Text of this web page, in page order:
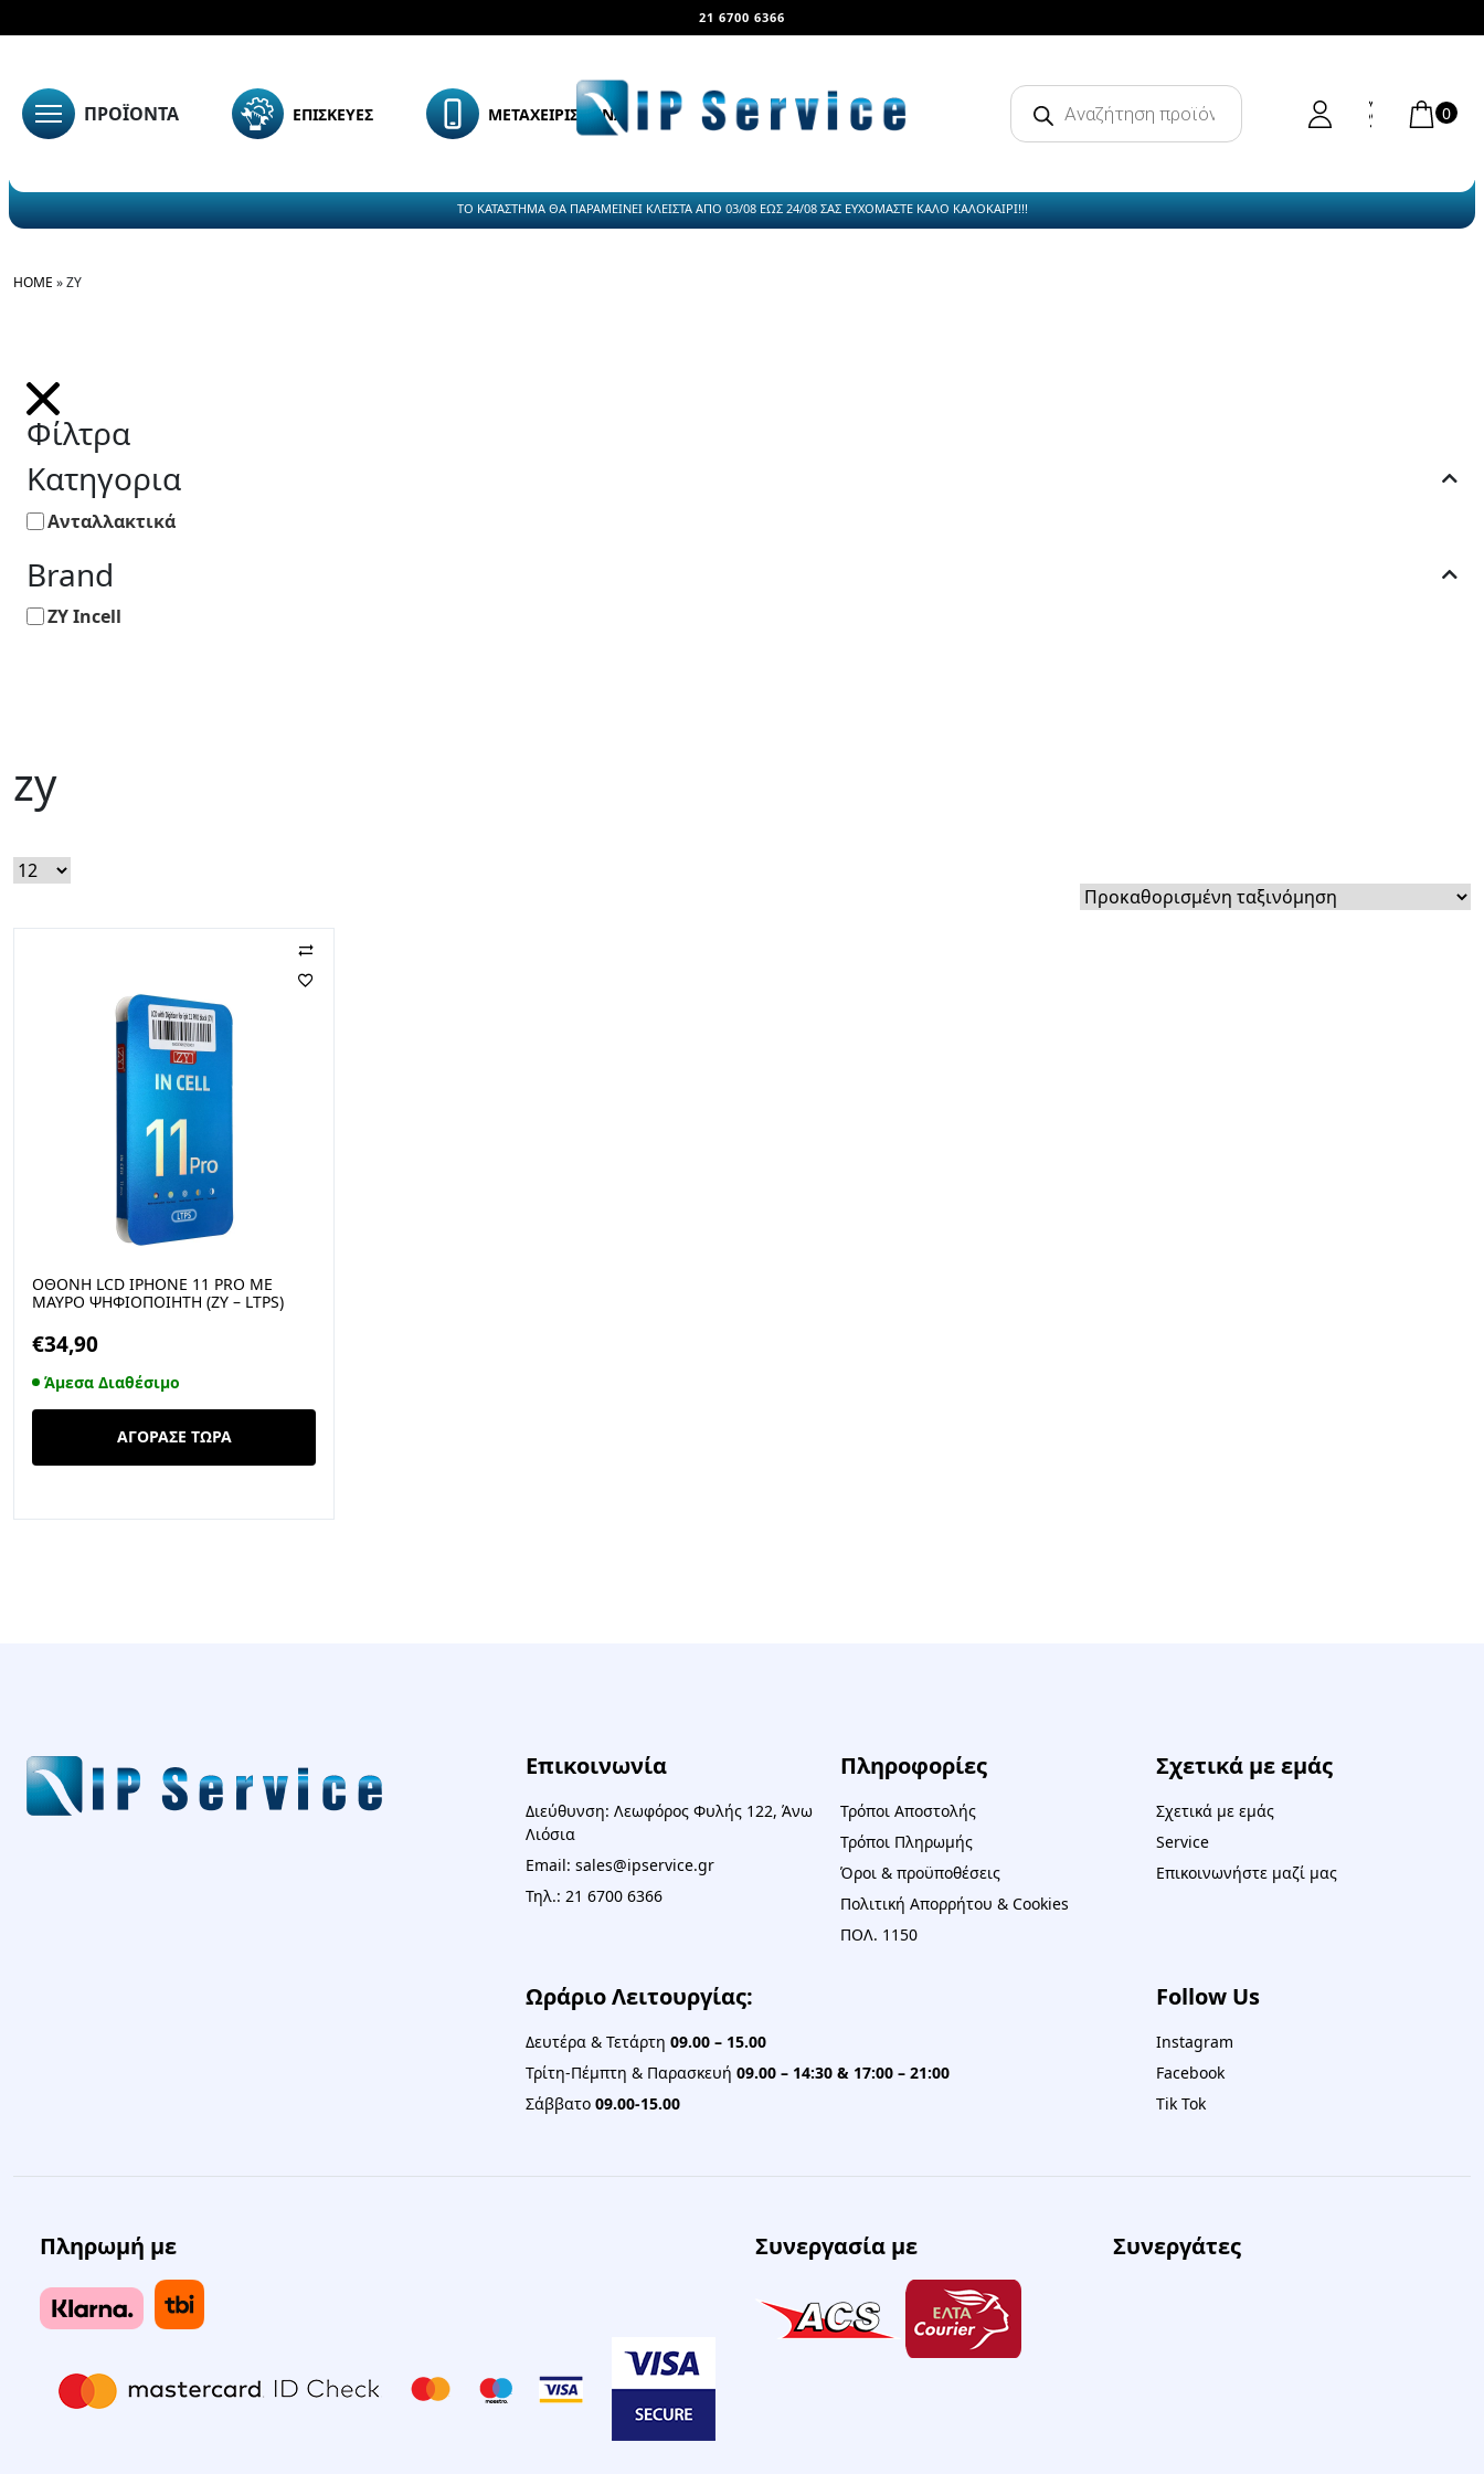
21 6700 6366
ΠΡΟΪΟΝΤΑ ΕΠΙΣΚΕΥΕΣ ΜΕΤΑΧΕΙΡΙΣΜΕΝΑ
Products
search 0
ΤΟ ΚΑΤΑΣΤΗΜΑ ΘΑ ΠΑΡΑΜΕΙΝΕΙ ΚΛΕΙΣΤΑ ΑΠΟ 03/08 ΕΩΣ 24/08 ΣΑΣ ΕΥΧΟΜΑΣΤΕ ΚΑΛΟ ΚΑΛΟΚΑΙΡΙ!!!
HOME »ZY
Φίλτρα
Κατηγορια
Ανταλλακτικά
Brand
ZY Incell
zy
ΟΘΌΝΗ LCD IPHONE 11 PRO ΜΕ
ΜΑΎΡΟ ΨΗΦΙΟΠΟΙΗΤΉ (ZY – LTPS)
€34,90
Άμεσα Διαθέσιμο
ΑΓΟΡΑΣΕ ΤΩΡΑ
Επικοινωνία
Διεύθυνση: Λεωφόρος Φυλής 122, Άνω
Λιόσια
Email: sales@ipservice.gr
Τηλ.: 21 6700 6366
Πληροφορίες
Τρόποι Αποστολής
Τρόποι Πληρωμής
Όροι & προϋποθέσεις
Πολιτική Απορρήτου & Cookies
ΠΟΛ. 1150
Σχετικά με εμάς
Σχετικά με εμάς
Service
Επικοινωνήστε μαζί μας
Ωράριο Λειτουργίας:
Δευτέρα & Τετάρτη 09.00 – 15.00
Τρίτη-Πέμπτη & Παρασκευή 09.00 – 14:30 & 17:00 – 21:00
Σάββατο 09.00-15.00
Follow Us
Instagram
Facebook
Tik Tok
Πληρωμή με Συνεργασία με Συνεργάτες